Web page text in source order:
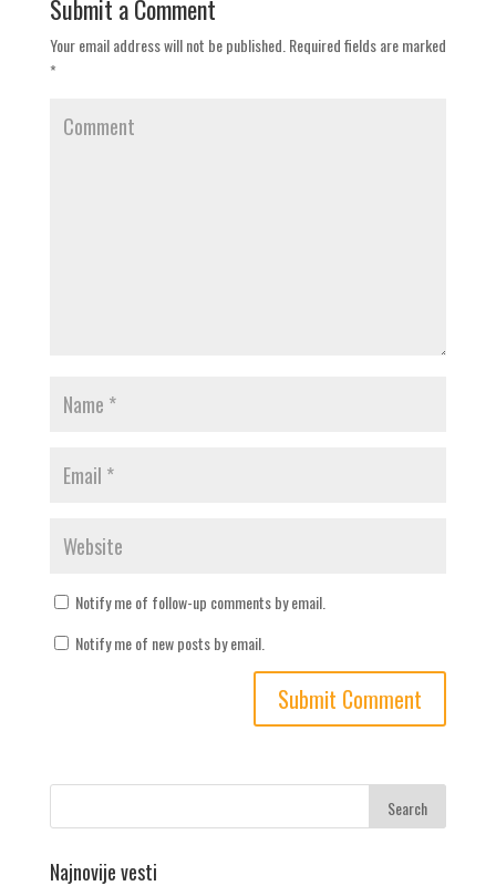
Submit a Comment
Your email address will not be published. Required fields are marked
*
Notify me of follow-up comments by email.
Notify me of new posts by email.
Najnovije vesti